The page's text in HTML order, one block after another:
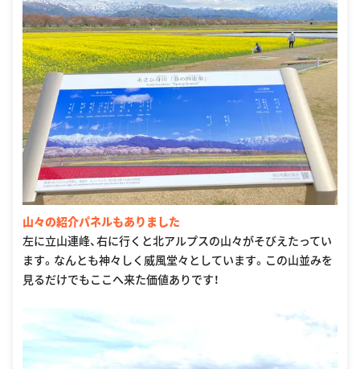
山々の紹介パネルもありました
左に立山連峰、右に行くと北アルプスの山々がそびえたってい
ます。なんとも神々しく威風堂々としています。この山並みを
見るだけでもここへ来た価値ありです！